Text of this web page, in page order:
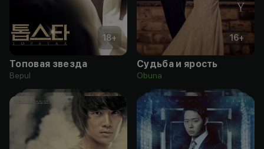
18+
Топовая звезда
Bepul
16+
Судьба и ярость
Obuna